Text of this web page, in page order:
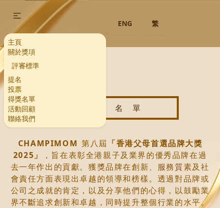
主頁
關於獎項
評審標準
提名
投票
得獎名單
活動回顧
聯絡我們
ENG 繁
得獎名單
CHAMPIMOM 第八屆 「香港父母首選品牌大獎
2025」
，旨在表彰全港親子及業界的優秀品牌在過
去一年作出的貢獻。獲獎品牌在創新、服務質素及社
會責任方面表現出卓越的領導和榜樣。透過對品牌或
公司之成就的肯定，以及分享他們的心得，以鼓勵業
界不斷追求創新和卓越，同時提升整個行業的水平。